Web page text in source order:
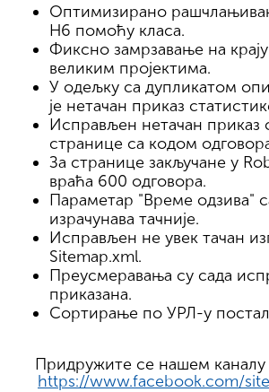
Оптимизирано
H6 помоћу класа.
Фиксно замрзавање на
великим пројектима.
У одељку са дупликатом
је нетачан приказ
Исправљен нетачан приказ
странице са кодом
За странице закључане у
враћа 600 одговора.
Параметар "Време одзива"
израчунава тачније.
Исправљен не увек тачан
Sitemap.xml.
Преусмеравања су сада
приказана.
Сортирање по УРЛ-у
Придружите се нашем каналу
https://www.facebook.com/